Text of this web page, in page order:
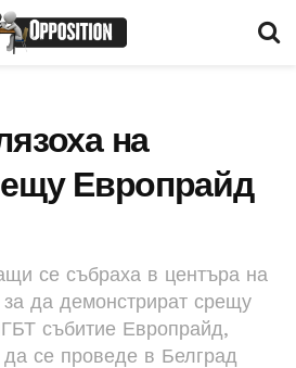
на
Европрайд
се събраха в центъра на
да демонстрират срещу
събитие Европрайд,
се проведе в Белград